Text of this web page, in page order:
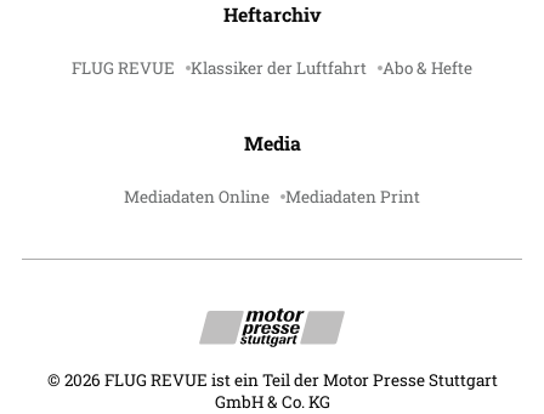
Heftarchiv
FLUG REVUE Klassiker der Luftfahrt Abo & Hefte
Media
Mediadaten Online Mediadaten Print
© 2026 FLUG REVUE ist ein Teil der Motor Presse Stuttgart
GmbH & Co. KG